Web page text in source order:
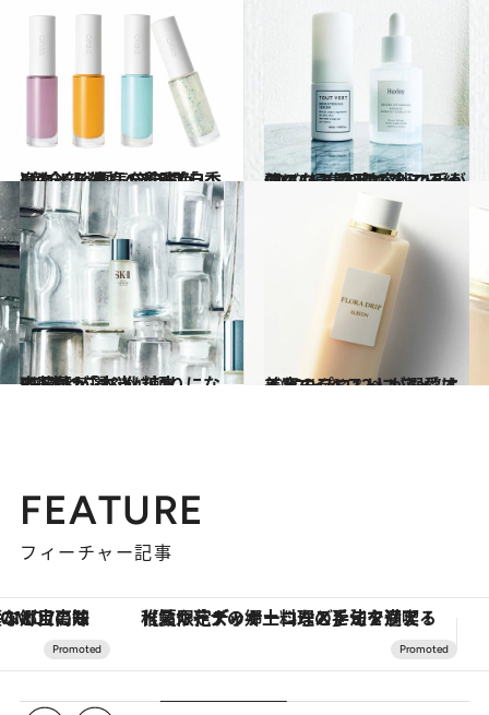
2020.5.30
4色全部欲しいプチプラ秀逸ネイル 夏気分全開「いいね！」連打の最強色
ビューティ＆ヘルス 2020.6.3
CREA編集部美容班の手が伸びた！ 在宅の今こそ綺麗になる愛用コスメ16
ライフスタイル
2017.3.7
齋藤薫が選ぶ化粧水BEST12「本当に頼りになる1本はこれ！」
ビューティ＆ヘルス 2020.1.22
美容のプロ12人が溺愛する “マイベストコスメ”はこれ！
ビューティ＆ヘルス
FEATURE
フィーチャー記事
【夏限定ディナーコース】旬を迎える稚鮎や花ズッキーニなどをイタリア・トスカーナの郷土料理の手法で満喫！